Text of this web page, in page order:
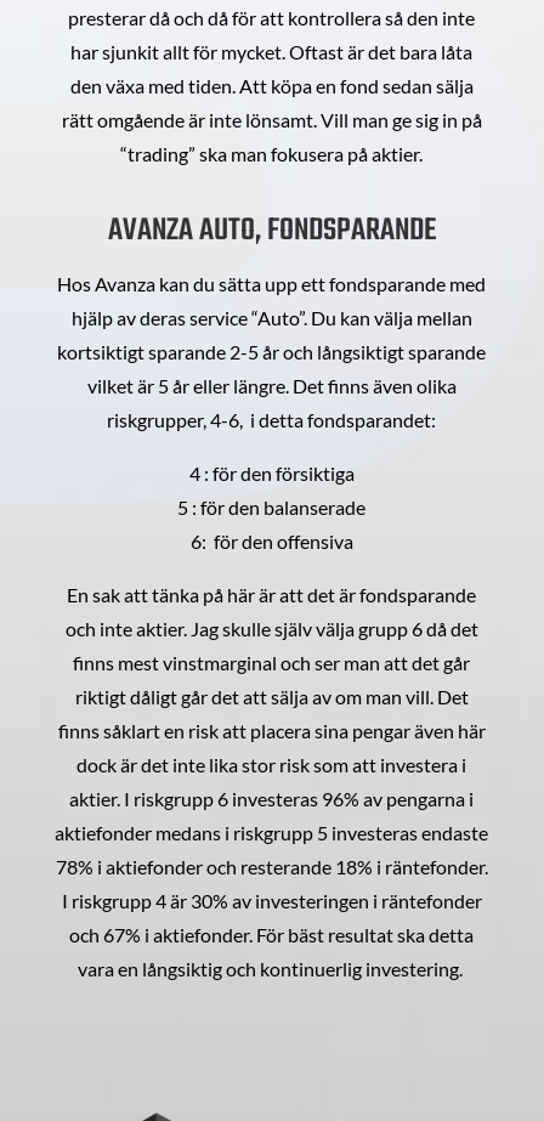
presterar då och då för att kontrollera så den inte
har sjunkit allt för mycket. Oftast är det bara låta
den växa med tiden. Att köpa en fond sedan sälja
rätt omgående är inte lönsamt. Vill man ge sig in på
“trading” ska man fokusera på aktier.
AVANZA AUTO, FONDSPARANDE
Hos Avanza kan du sätta upp ett fondsparande med
hjälp av deras service “Auto”. Du kan välja mellan
kortsiktigt sparande 2-5 år och långsiktigt sparande
vilket är 5 år eller längre. Det finns även olika
riskgrupper, 4-6, i detta fondsparandet:
4 : för den försiktiga
5 : för den balanserade
6: för den offensiva
En sak att tänka på här är att det är fondsparande
och inte aktier. Jag skulle själv välja grupp 6 då det
finns mest vinstmarginal och ser man att det går
riktigt dåligt går det att sälja av om man vill. Det
finns såklart en risk att placera sina pengar även här
dock är det inte lika stor risk som att investera i
aktier. I riskgrupp 6 investeras 96% av pengarna i
aktiefonder medans i riskgrupp 5 investeras endaste
78% i aktiefonder och resterande 18% i räntefonder.
I riskgrupp 4 är 30% av investeringen i räntefonder
och 67% i aktiefonder. För bäst resultat ska detta
vara en långsiktig och kontinuerlig investering.